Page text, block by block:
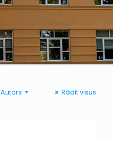
Autors Rādīt visus